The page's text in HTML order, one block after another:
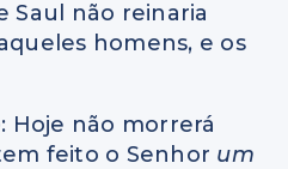
Saul não reinaria
homens, e os
Hoje não morrerá
feito o Senhor um